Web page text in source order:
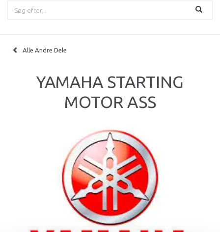
Alle Andre Dele
YAMAHA STARTING
MOTOR ASS